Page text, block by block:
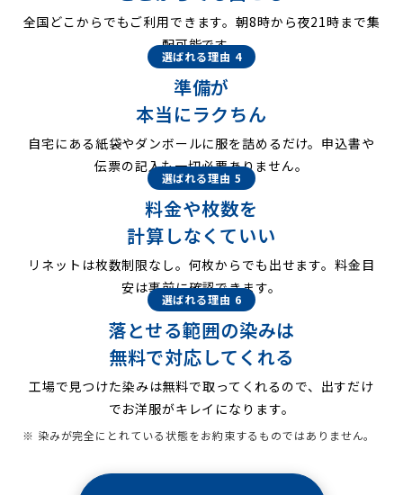
全国どこからでもご利用できます。朝8時から夜21時まで集
配可能です。
選ばれる理由 4
準備が
本当にラクちん
自宅にある紙袋やダンボールに服を詰めるだけ。申込書や
伝票の記入も一切必要ありません。
選ばれる理由 5
料金や枚数を
計算しなくていい
リネットは枚数制限なし。何枚からでも出せます。料金目
安は事前に確認できます。
選ばれる理由 6
落とせる範囲の染みは
無料で対応してくれる
工場で見つけた染みは無料で取ってくれるので、出すだけ
でお洋服がキレイになります。
※ 染みが完全にとれている状態をお約束するものではありません。